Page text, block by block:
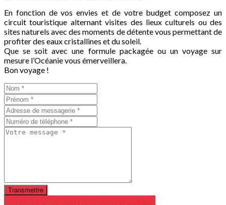
En fonction de vos envies et de votre budget composez un
circuit touristique alternant visites des lieux culturels ou des
sites naturels avec des moments de détente vous permettant de
profiter des eaux cristallines et du soleil.
Que se soit avec une formule packagée ou un voyage sur
mesure l’Océanie vous émerveillera.
Bon voyage !